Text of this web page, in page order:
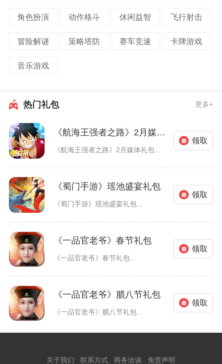
角色扮演 动作格斗 休闲益智 飞行射击
冒险解谜 策略塔防 赛车竞速 卡牌游戏
音乐游戏
热门礼包 更多+
《航海王强者之路》2月媒体礼包
《航海王强者之路》2月媒体礼包...
领取
《蜀门手游》瑶池盛宴礼包
《蜀门手游》瑶池盛宴礼包...
领取
《一品官老爷》春节礼包
《一品官老爷》春节礼包...
领取
《一品官老爷》腊八节礼包
《一品官老爷》腊八节礼包...
领取
关于我们 联系方式 商务洽谈 免责声明